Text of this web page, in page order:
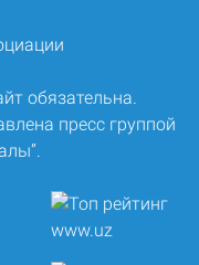
обязательна.
пресс группой